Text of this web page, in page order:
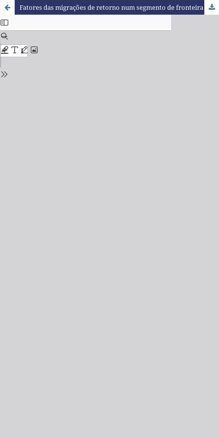
Fatores das migrações de retorno num segmento de fronteira Brasil-Paraguai